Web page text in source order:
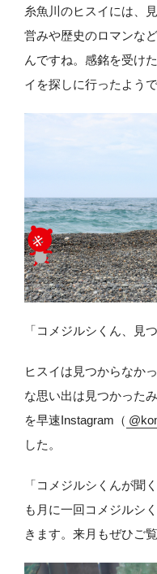
糸魚川のヒスイには、
営みや歴史のロマンな
んですね。感銘を受け
イを探しに行ったようで
「コメジルシくん、見
ヒスイは見つからなか
な思い出は見つかった
を早速Instagram（
した。
「コメジルシくんが聞
も月に一回コメジルシ
きます。来月もぜひご覧